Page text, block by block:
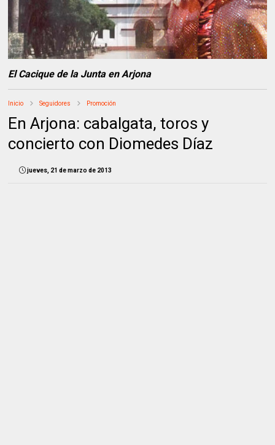
El Cacique de la Junta en Arjona
Inicio Seguidores Promoción
En Arjona: cabalgata, toros y
concierto con Diomedes Díaz
jueves, 21 de marzo de 2013